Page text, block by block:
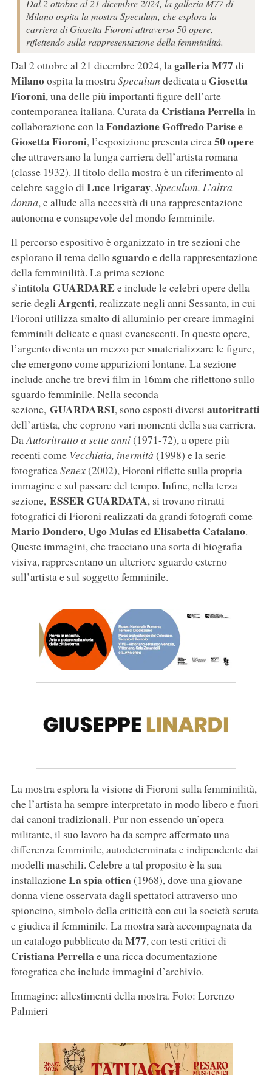
Dal 2 ottobre al 21 dicembre 2024, la galleria M77 di
Milano ospita la mostra Speculum, che esplora la
carriera di Giosetta Fioroni attraverso 50 opere,
riflettendo sulla rappresentazione della femminilità.
Dal 2 ottobre al 21 dicembre 2024, lagalleria M77di
Milanoospita la mostraSpeculum dedicata aGiosetta
Fioroni, una delle più importanti figure dell’arte
contemporanea italiana. Curata da Cristiana Perrellain
collaborazione con laFondazione Goffredo Parise e
Giosetta Fioroni, l’esposizione presenta circa50 opere
che attraversano la lunga carriera dell’artista romana
(classe 1932). Il titolo della mostra è un riferimento al
celebre saggio di Luce Irigaray,Speculum. L’altra
donna, e allude alla necessità di una rappresentazione
autonoma e consapevole del mondo femminile.
Il percorso espositivo è organizzato in tre sezioni che
esplorano il tema dellosguardoe della rappresentazione
della femminilità. La prima sezione
s’intitola GUARDAREe include le celebri opere della
serie degli Argenti, realizzate negli anni Sessanta, in cui
Fioroni utilizza smalto di alluminio per creare immagini
femminili delicate e quasi evanescenti. In queste opere,
l’argento diventa un mezzo per smaterializzare le figure,
che emergono come apparizioni lontane. La sezione
include anche tre brevi film in 16mm che riflettono sullo
sguardo femminile. Nella seconda
sezione, GUARDARSI, sono esposti diversi autoritratti
dell’artista, che coprono vari momenti della sua carriera.
DaAutoritratto a sette anni(1971-72), a opere più
recenti come Vecchiaia, inermità (1998) e la serie
fotograficaSenex(2002), Fioroni riflette sulla propria
immagine e sul passare del tempo. Infine, nella terza
sezione, ESSER GUARDATA, si trovano ritratti
fotografici di Fioroni realizzati da grandi fotografi come
Mario Dondero,Ugo MulasedElisabetta Catalano.
Queste immagini, che tracciano una sorta di biografia
visiva, rappresentano un ulteriore sguardo esterno
sull’artista e sul soggetto femminile.
La mostra esplora la visione di Fioroni sulla femminilità,
che l’artista ha sempre interpretato in modo libero e fuori
dai canoni tradizionali. Pur non essendo un’opera
militante, il suo lavoro ha da sempre affermato una
differenza femminile, autodeterminata e indipendente dai
modelli maschili. Celebre a tal proposito è la sua
installazioneLa spia ottica(1968), dove una giovane
donna viene osservata dagli spettatori attraverso uno
spioncino, simbolo della criticità con cui la società scruta
e giudica il femminile. La mostra sarà accompagnata da
un catalogo pubblicato daM77, con testi critici di
Cristiana Perrellae una ricca documentazione
fotografica che include immagini d’archivio.
Immagine: allestimenti della mostra. Foto: Lorenzo
Palmieri